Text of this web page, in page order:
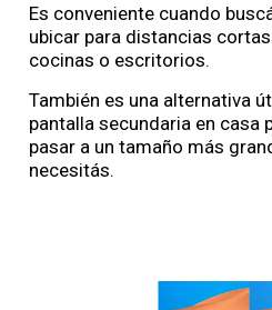
Es conveniente cuando
ubicar para distancias
cocinas o escritorios.
También es una alternativa
pantalla secundaria en casa
pasar a un tamaño más
necesitás.